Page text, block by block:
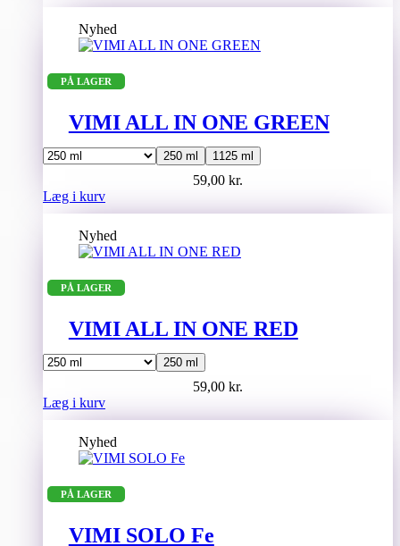
Nyhed
PÅ LAGER
VIMI ALL IN ONE GREEN
250 ml 1125 ml
59,00 kr.
Læg i kurvDette
vare
har
flere
varianter.
kan
på
varesiden
Nyhed
PÅ LAGER
VIMI ALL IN ONE RED
250 ml
59,00 kr.
Læg i kurvDette
vare
har
flere
varianter.
kan
på
Nyhed
PÅ LAGER
VIMI SOLO Fe